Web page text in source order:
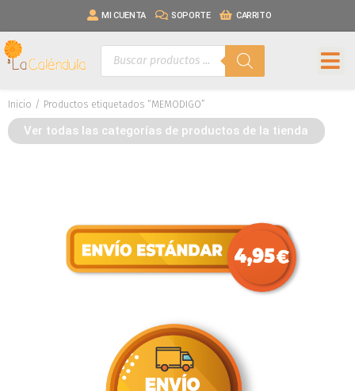
MI CUENTA SOPORTE CARRITO
Inicio / Productos etiquetados “MEMODIGO”
Ver todas las categorías de productos de la tienda